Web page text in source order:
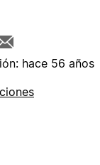
hace 56 años